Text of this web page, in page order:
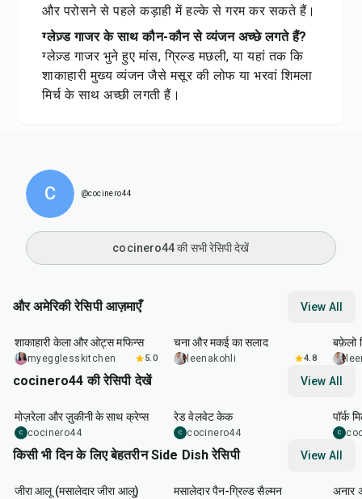
और परोसने से पहले कड़ाही में हल्के से गरम कर सकते हैं।
ग्लेज़्ड गाजर के साथ कौन-कौन से व्यंजन अच्छे लगते हैं?
ग्लेज़्ड गाजर भुने हुए मांस, ग्रिल्ड मछली, या यहां तक कि
शाकाहारी मुख्य व्यंजन जैसे मसूर की लोफ या भरवां शिमला
मिर्च के साथ अच्छी लगती हैं।
C @cocinero44
cocinero44 की सभी रेसिपी देखें
और अमेरिकी रेसिपी आज़माएँ View All
40
शाकाहारी केला और ओट्स मफिन्स
myegglesskitchen 5.0
चना और मकई का सलाद
leenakohli 4.8
बफ़ेलो
cocinero44 की रेसिपी देखें View All
मोज़रेला और ज़ुकीनी के साथ क्रेप्स
C cocinero44
रेड वेलवेट केक
C cocinero44
पॉर्क
C
किसी भी दिन के लिए बेहतरीन Side Dish रेसिपी View All
25
जीरा आलू (मसालेदार जीरा आलू)
min
मसालेदार पैन-ग्रिल्ड सैल्मन अनार